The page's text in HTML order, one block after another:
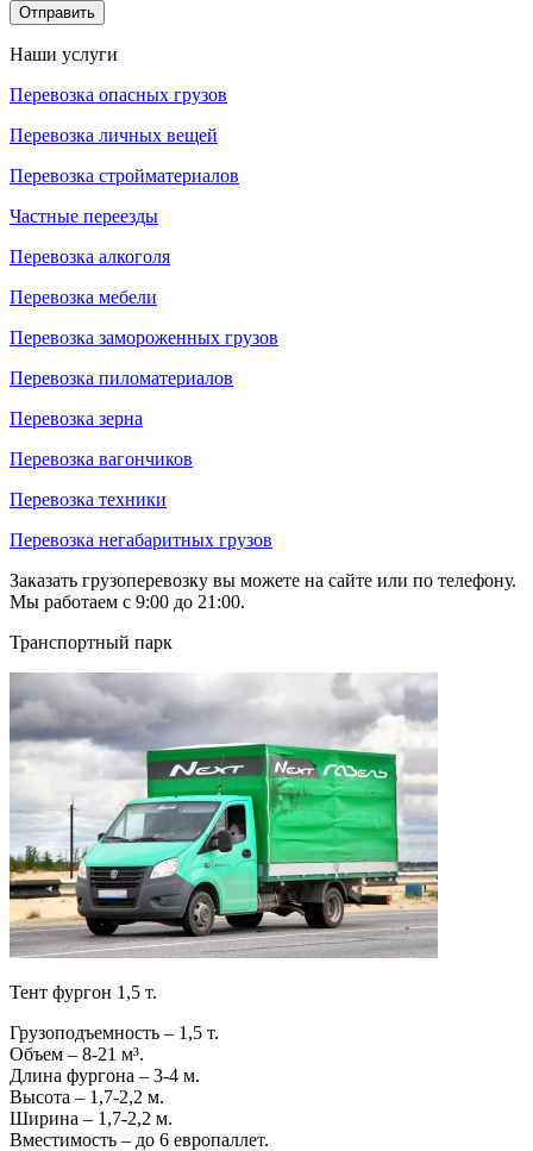
Отправить
Наши услуги
Перевозка опасных грузов
Перевозка личных вещей
Перевозка стройматериалов
Частные переезды
Перевозка алкоголя
Перевозка мебели
Перевозка замороженных грузов
Перевозка пиломатериалов
Перевозка зерна
Перевозка вагончиков
Перевозка техники
Перевозка негабаритных грузов
Заказать грузоперевозку вы можете на сайте или по телефону.
Мы работаем с 9:00 до 21:00.
Транспортный парк
Тент фургон 1,5 т.
Грузоподъемность – 1,5 т.
Объем – 8-21 м³.
Длина фургона – 3-4 м.
Высота – 1,7-2,2 м.
Ширина – 1,7-2,2 м.
Вместимость – до 6 европаллет.